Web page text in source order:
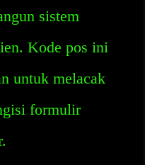
sistem
Kode pos ini
untuk melacak
formulir